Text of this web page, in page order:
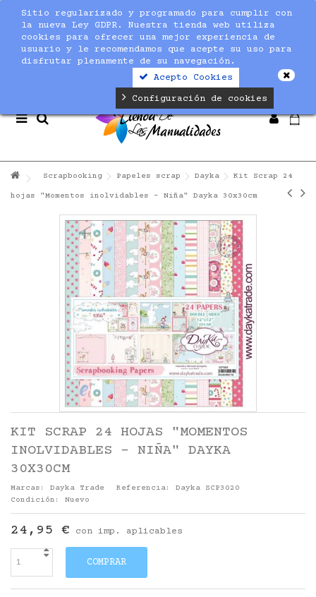
Notice : Undefined index: max_amount in
/home/nuevaltm/public_html/modules/sequracheckout/lib/
on line19
Sitio regularizado y programado para cumplir con
la nueva Ley GDPR. Nuestra tienda web utiliza
cookies para ofrecer una mejor experiencia de
usuario y le recomendamos que acepte su uso para
disfrutar plenamente de su navegación.
Acepto Cookies
Configuración de cookies
Scrapbooking Papeles scrap Dayka Kit Scrap 24
hojas "Momentos inolvidables - Niña" Dayka 30x30cm
KIT SCRAP 24 HOJAS "MOMENTOS
INOLVIDABLES - NIÑA" DAYKA
30X30CM
Marcas: Dayka Trade Referencia:
Dayka SCP3020
Condición:
Nuevo
24,95 € con imp. aplicables
COMPRAR